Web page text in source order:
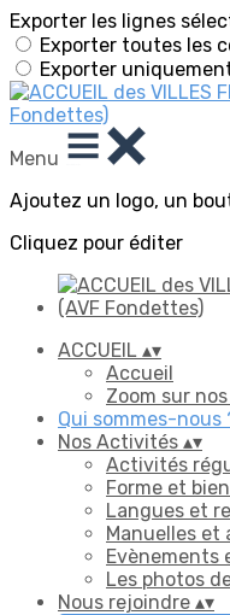
Exporter les lignes
Exporter toutes les
Exporter
Menu
Ajoutez un logo, un
Cliquez pour éditer
ACCUEIL ▴▾
Accueil
Zoom sur
Qui sommes-nous
Nos Activités ▴▾
Activités
Forme et
Langues et
Manuelles
Evènements
Les photos
Nous rejoindre ▴▾